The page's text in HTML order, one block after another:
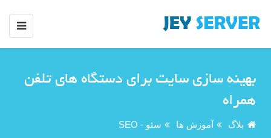
بهینه سازی سایت برای دستگاه های تلفن
همراه
بلاگ آموزش ها سئو - SEO